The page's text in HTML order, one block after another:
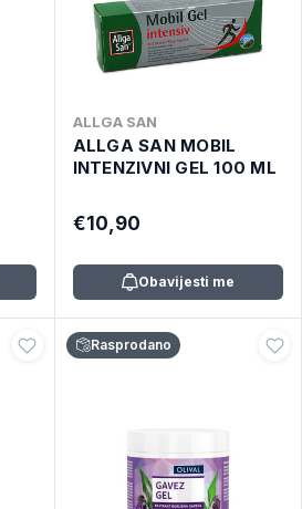
ALLGA SAN
ALLGA SAN MOBIL
INTENZIVNI GEL 100 ML
€10,90
Obavijesti me
Rasprodano